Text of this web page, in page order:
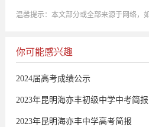
温馨提示：本文部分或全部来源于网络，
你可能感兴趣
2024届高考成绩公示
2023年昆明海亦丰初级中学中考简报
2023年昆明海亦丰中学高考简报